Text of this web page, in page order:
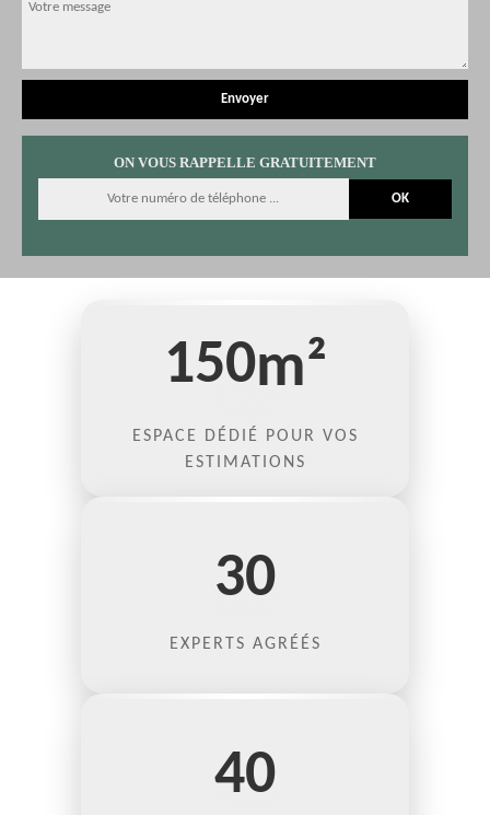
ON VOUS RAPPELLE GRATUITEMENT
150m²
ESPACE DÉDIÉ POUR VOS
ESTIMATIONS
30
EXPERTS AGRÉÉS
40